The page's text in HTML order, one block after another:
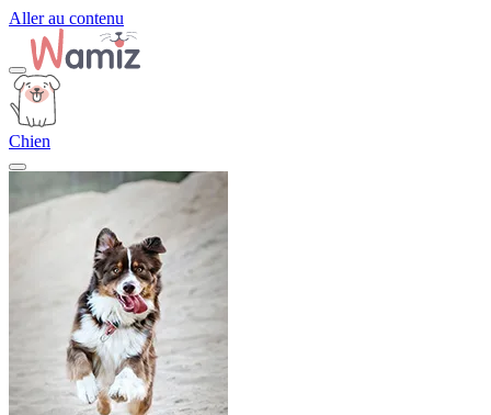
Aller au contenu
Chien